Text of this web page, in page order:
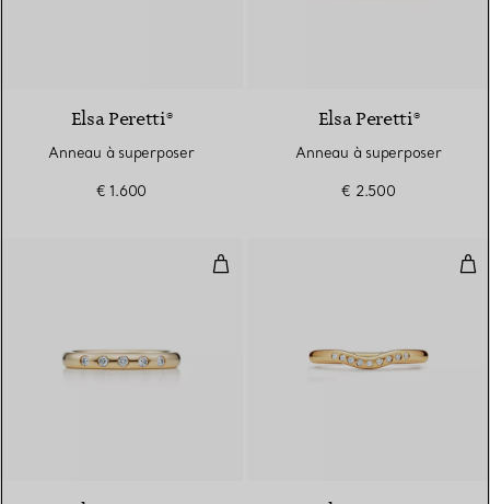
Elsa Peretti®
Anneau à superposer
€ 1.600
Elsa Peretti®
Anneau à superposer
€ 2.500
Anneau à superposer